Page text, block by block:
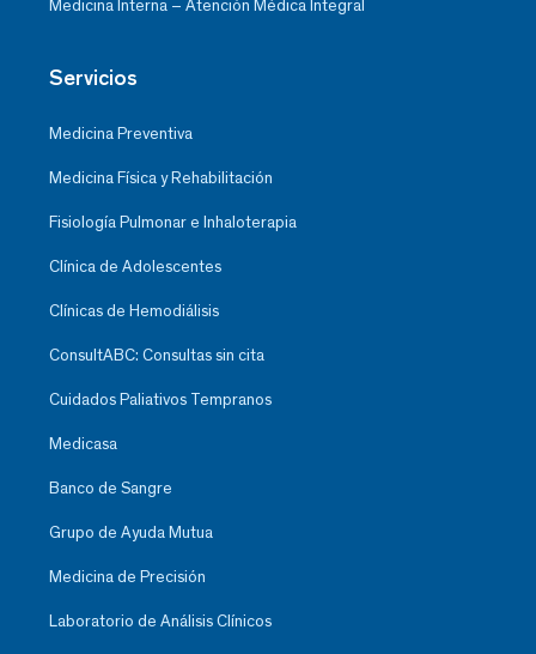
Medicina Interna – Atención Médica Integral
Servicios
Medicina Preventiva
Medicina Física y Rehabilitación
Fisiología Pulmonar e Inhaloterapia
Clínica de Adolescentes
Clínicas de Hemodiálisis
ConsultABC: Consultas sin cita
Cuidados Paliativos Tempranos
Medicasa
Banco de Sangre
Grupo de Ayuda Mutua
Medicina de Precisión
Laboratorio de Análisis Clínicos